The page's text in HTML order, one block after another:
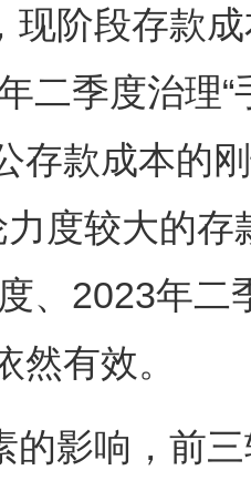
现阶段存款
二季度治理
存款成本的
度较大的
、2023年二
然有效。
的影响，前